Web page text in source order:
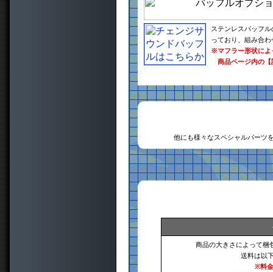
ステンレスバッフ
っており、組み合
※マフラー形状によ
商品ページ内の【
他にも様々なスペシャルパーツ
商品の大きさによって梱
送料は以
※料